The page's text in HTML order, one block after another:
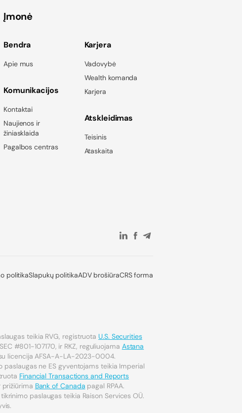
Įmonė
Bendra
Apie mus
Komunikacijos
Kontaktai
Naujienos ir
žiniasklaida
Pagalbos centras
Karjera
Vadovybė
Wealth komanda
Karjera
Atskleidimas
Teisinis
Ataskaita
politikaSlapukų politikaADV brošiūraCRS forma
teikia RVG, registruota U.S. Securities
#801-107170, ir RKZ, reguliuojama Astana
licencija AFSA-A-LA-2023-0004.
paslaugas ne ES gyventojams teikia Imperial
Financial Transactions and Reports
prižiūrima Bank of Canada pagal RPAA.
paslaugas teikia Raison Services OÜ.